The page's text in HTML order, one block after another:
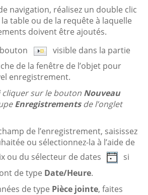
navigation, réalisez un double clic
table ou de la requête à laquelle
doivent être ajoutés.
visible dans la partie
de la fenêtre de l’objet pour
enregistrement.
cliquer sur le bouton Nouveau
Enregistrementsde l’onglet
de l’enregistrement, saisissez
ou sélectionnez-la à l’aide de
ou du sélecteur de dates
si
de type Date/Heure.
de type Pièce jointe, faites